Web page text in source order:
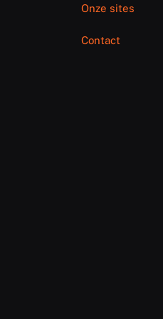
Onze sites
Contact